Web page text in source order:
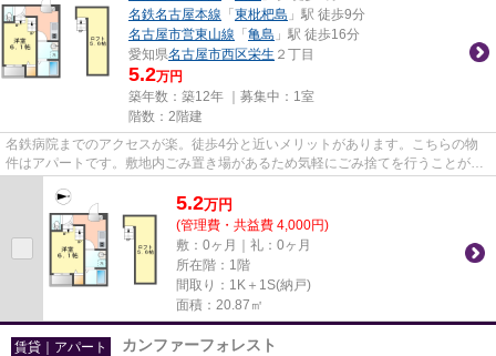
名鉄名古屋本線 「 東枇杷島 」駅 徒歩9分
名古屋市営東山線 「 亀島 」駅 徒歩16分
愛知県名古屋市西区栄生 ２丁目
5.2万円
築年数：築12年 ｜募集中： 1室
階数：2階建
名鉄病院までのアクセスが楽。徒歩4分と近いメリットがあります。こちらの物
件はアパートです。敷地内ごみ置き場があるため気軽にごみ捨てを行うことがで
5.2万円
(管理費・共益費 4,000円)
敷：0ヶ月｜礼：0ヶ月
所在階：1階
間取り：1K＋1S(納戸)
面積：20.87㎡
賃貸｜アパート カンファーフォレスト